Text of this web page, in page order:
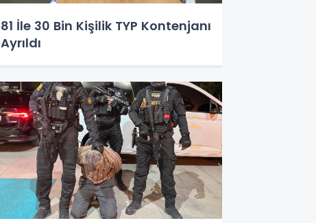
81 İle 30 Bin Kişilik TYP Kontenjanı
Ayrıldı